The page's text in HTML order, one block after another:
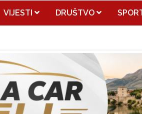
VIJESTI DRUŠTVO